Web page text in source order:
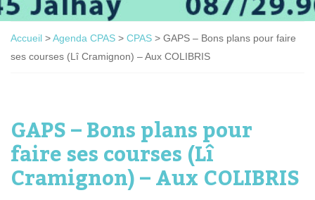
Accueil >Agenda CPAS > CPAS > GAPS – Bons plans pour faire
ses courses (Lî Cramignon) – Aux COLIBRIS
GAPS – Bons plans pour
faire ses courses (Lî
Cramignon) – Aux COLIBRIS